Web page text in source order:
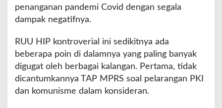
penanganan pandemi Covid dengan segala
dampak negatifnya.
RUU HIP kontroverial ini sedikitnya ada
beberapa poin di dalamnya yang paling banyak
digugat oleh berbagai kalangan. Pertama, tidak
dicantumkannya TAP MPRS soal pelarangan PKI
dan komunisme dalam konsideran.